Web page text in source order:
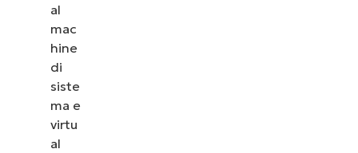
al
mac
hine
di
siste
ma e
virtu
al